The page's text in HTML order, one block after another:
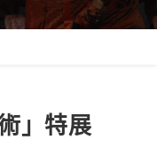
」特展